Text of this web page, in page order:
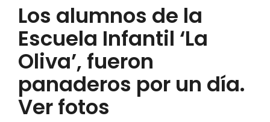
Los alumnos de la
Escuela Infantil ‘La
Oliva’, fueron
panaderos por un día.
Ver fotos